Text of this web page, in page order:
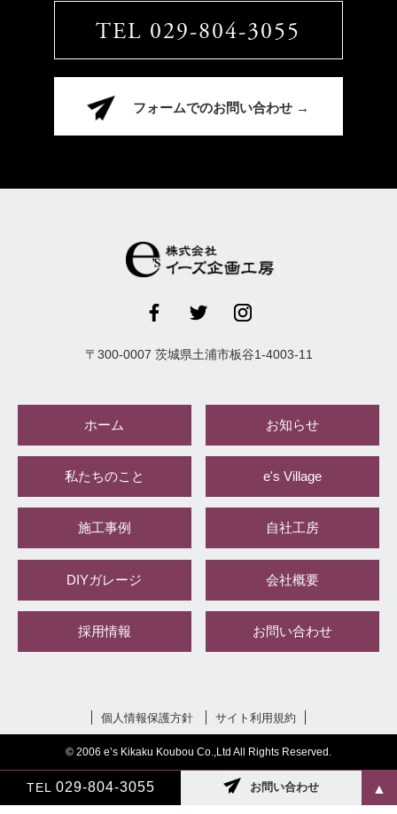
TEL 029-804-3055
フォームでのお問い合わせ →
TEL 029-804-3055 お問い合わせ ▲
〒 300-0007 茨城県土浦市板谷1-4003-11
ホーム お知らせ
私たちのこと e's Village
施工事例 自社工房
DIYガレージ 会社概要
採用情報 お問い合わせ
個人情報保護方針 サイト利用規約
© 2006 e’s Kikaku Koubou Co.,Ltd All Rights Reserved.